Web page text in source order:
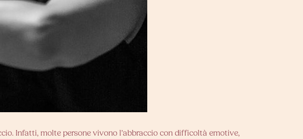
Infatti, molte persone vivono l’abbraccio con difficoltà emotive,